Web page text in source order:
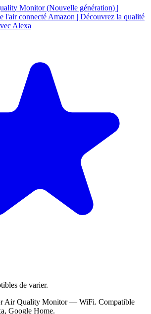
Monitor (Nouvelle génération) |
l'air connecté Amazon | Découvrez la qualité
Alexa
de varier.
Air Quality Monitor — WiFi. Compatible
Google Home.